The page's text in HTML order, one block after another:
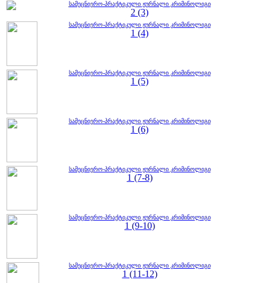
სამეცნიერო-პრაქტიკული ჟურნალი კრიმინოლიგი
2 (3)
სამეცნიერო-პრაქტიკული ჟურნალი კრიმინოლიგი
1 (4)
სამეცნიერო-პრაქტიკული ჟურნალი კრიმინოლიგი
1 (5)
სამეცნიერო-პრაქტიკული ჟურნალი კრიმინოლიგი
1 (6)
სამეცნიერო-პრაქტიკული ჟურნალი კრიმინოლიგი
1 (7-8)
სამეცნიერო-პრაქტიკული ჟურნალი კრიმინოლიგი
1 (9-10)
სამეცნიერო-პრაქტიკული ჟურნალი კრიმინოლიგი
1 (11-12)